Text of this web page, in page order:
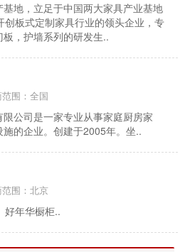
基地，立足于中国两大家具产业基地
创板式定制家具行业的领头企业，专
，护墙系列的研发生..
围：全国
公司是一家专业从事家庭厨房家
的企业。创建于2005年。坐..
围：北京
年华橱柜..